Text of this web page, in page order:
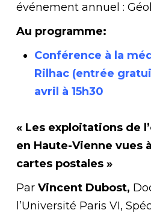
événement annuel :
Au programme:
Conférence à la
Rilhac (entrée
avril à 15h30
« Les exploitations de
en Haute-Vienne vues
cartes postales »
Par Vincent Dubost,
l’Université Paris VI,